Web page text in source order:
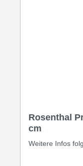
Rosenthal Profi
cm
Weitere Infos